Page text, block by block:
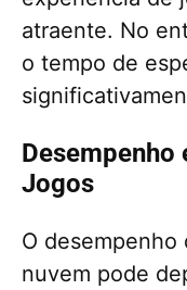
atraente. No
o tempo de
Desempenho
Jogos
O desempenho
nuvem pode